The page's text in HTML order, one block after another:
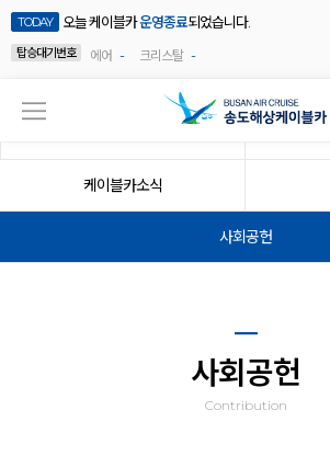
TODAY 오늘 케이블카운영종료되었습니다.
탑승대기번호
에어 - 크리스탈 -
케이블카소식
사회공헌
사회공헌
Contribution